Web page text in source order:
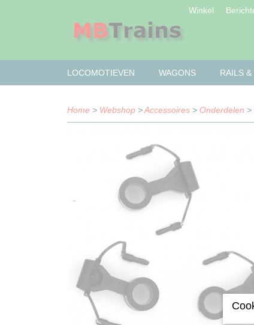
Winkel
LOCOMOTIEVEN WAGONS RAILS &
Home > Webshop >Accessoires > Onderdelen >